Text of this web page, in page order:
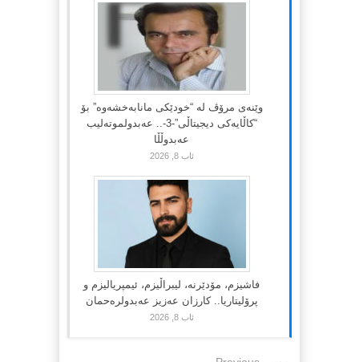
وێنەی مرۆڤ لە “خودێکی مانابەخشەوە” بۆ
“کاڵایەکی دیجیتاڵی”-3-.. عەبدولموتەلیب
عەبدوڵڵا
ئاب 8, 2026
فاشیزم، مۆدێرنە، لیبراڵیزم، ئیمپریالیزم و
پرۆلیتاریا.. کارزان عەزیز عەبدولرەحمان
ئاب 8, 2026